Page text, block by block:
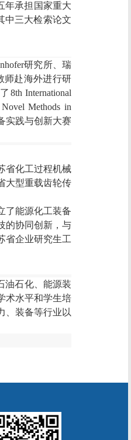
年承担国家重大
中三大检索论文
研究所、瑞
师赴海外进行研
8th International
Novel Methods in
实践与创新大赛
省化工过程机械
大型重载齿轮传
了能源化工装备
的协同创新，与
省企业研究生工
油石化、能源装
术水平和学生培
、装备等行业以